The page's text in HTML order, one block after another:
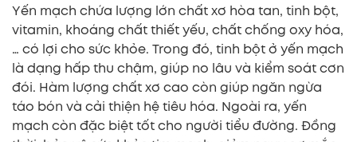
Yến mạch chứa lượng lớn chất xơ hòa tan, tinh bột,
vitamin, khoáng chất thiết yếu, chất chống oxy hóa,
… có lợi cho sức khỏe. Trong đó, tinh bột ở yến mạch
là dạng hấp thu chậm, giúp no lâu và kiểm soát cơn
đói. Hàm lượng chất xơ cao còn giúp ngăn ngừa
táo bón và cải thiện hệ tiêu hóa. Ngoài ra, yến
mạch còn đặc biệt tốt cho người tiểu đường. Đồng